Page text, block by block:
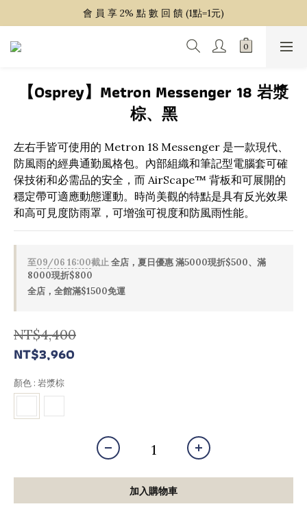
~ 單 筆 消 費 滿 $ 1 5 0 0 免 運 費 ~
會 員 享 2% 點 數 回 饋 (1點=1元)
~ 單 筆 消 費 滿 $ 1 5 0 0 免 運 費 ~
【Osprey】Metron Messenger 18 岩漿
棕、黑
左右手皆可使用的 Metron 18 Messenger 是一款現代、
防風雨的經典通勤風格包。內部組織和筆記型電腦套可確
保技術和必需品的安全，而 AirScape™ 背板和可展開的
穩定帶可適應動態運動。時尚美觀的特點是具有反光效果
和高可見度防雨罩，可增強可視度和防風雨性能。
至09/06 16:00截止全店，夏日優惠 滿5000現折$500、滿
8000現折$800
全店，全館滿$1500免運
NT$4,400
NT$3,960
顏色 : 岩漿棕
加入購物車